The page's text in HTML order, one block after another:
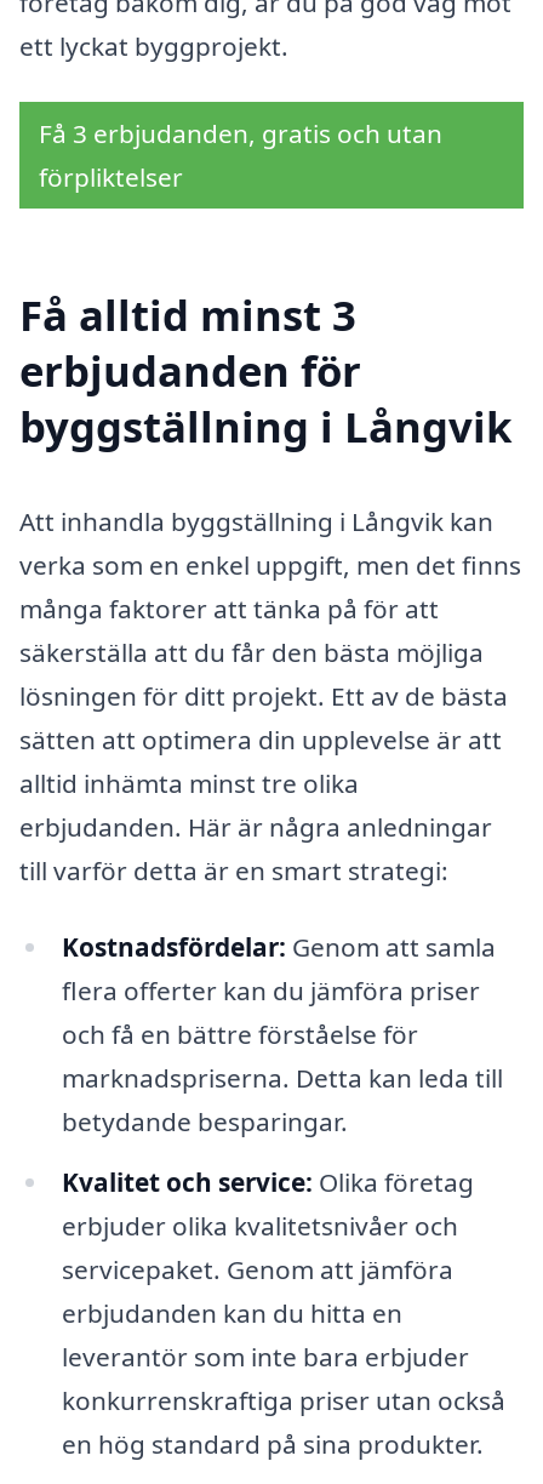
ett lyckat byggprojekt.
Få 3 erbjudanden, gratis och utan
förpliktelser
Få alltid minst 3
erbjudanden för
byggställning i Långvik
Att inhandla byggställning i Långvik kan
verka som en enkel uppgift, men det finns
många faktorer att tänka på för att
säkerställa att du får den bästa möjliga
lösningen för ditt projekt. Ett av de bästa
sätten att optimera din upplevelse är att
alltid inhämta minst tre olika
erbjudanden. Här är några anledningar
till varför detta är en smart strategi:
Kostnadsfördelar: Genom att samla
flera offerter kan du jämföra priser
och få en bättre förståelse för
marknadspriserna. Detta kan leda till
betydande besparingar.
Kvalitet och service: Olika företag
erbjuder olika kvalitetsnivåer och
servicepaket. Genom att jämföra
erbjudanden kan du hitta en
leverantör som inte bara erbjuder
konkurrenskraftiga priser utan också
en hög standard på sina produkter.